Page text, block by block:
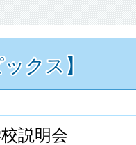
クス】
説明会